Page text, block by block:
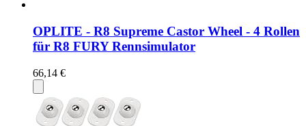
OPLITE - R8 Supreme Castor Wheel - 4 Rollen
für R8 FURY Rennsimulator
66,14 €